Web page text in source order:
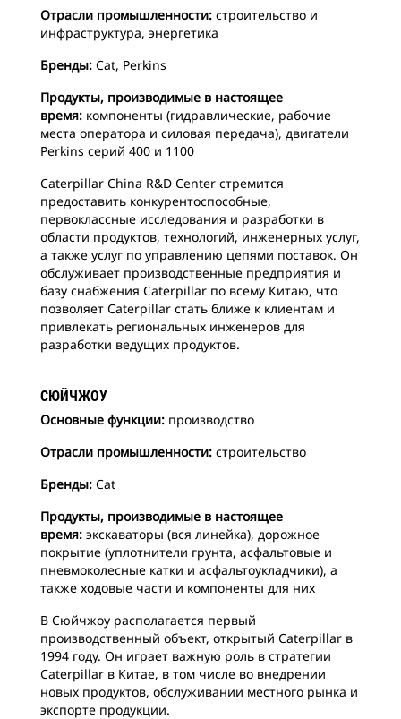
Отрасли промышленности: строительство и
инфраструктура, энергетика
Бренды: Cat, Perkins
Продукты, производимые в настоящее
время: компоненты (гидравлические, рабочие
места оператора и силовая передача), двигатели
Perkins серий 400 и 1100
Caterpillar China R&D Center стремится
предоставить конкурентоспособные,
первоклассные исследования и разработки в
области продуктов, технологий, инженерных услуг,
а также услуг по управлению цепями поставок. Он
обслуживает производственные предприятия и
базу снабжения Caterpillar по всему Китаю, что
позволяет Caterpillar стать ближе к клиентам и
привлекать региональных инженеров для
разработки ведущих продуктов.
СЮЙЧЖОУ
Основные функции: производство
Отрасли промышленности: строительство
Бренды: Cat
Продукты, производимые в настоящее
время: экскаваторы (вся линейка), дорожное
покрытие (уплотнители грунта, асфальтовые и
пневмоколесные катки и асфальтоукладчики), а
также ходовые части и компоненты для них
В Сюйчжоу располагается первый
производственный объект, открытый Caterpillar в
1994 году. Он играет важную роль в стратегии
Caterpillar в Китае, в том числе во внедрении
новых продуктов, обслуживании местного рынка и
экспорте продукции.